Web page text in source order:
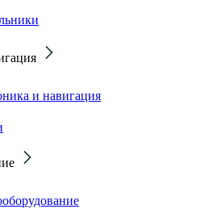
и навигация